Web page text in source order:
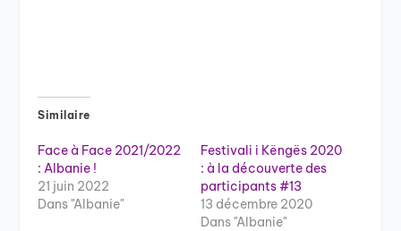
Similaire
Face à Face 2021/2022
: Albanie !
21 juin 2022
Dans "Albanie"
Festivali i Këngës 2020
: à la découverte des
participants #13
13 décembre 2020
Dans "Albanie"